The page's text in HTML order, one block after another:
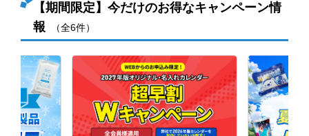
【期間限定】今だけのお得なキャンペーン情
報
（全6件）